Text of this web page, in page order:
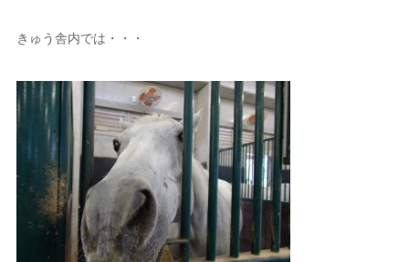
きゅう舎内では・・・